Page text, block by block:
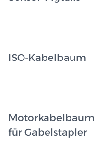
ISO-Kabelbaum
Motorkabelbaum
für Gabelstapler